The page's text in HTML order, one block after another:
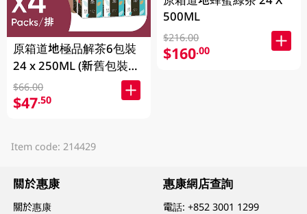
原箱道地極品解茶6包裝
24 x 250ML (新舊包裝隨
機發貨)
$66.00
$47.50
500ML
$216.00
$160.00
Item code: 214429
關於惠康
關於惠康
惠康網店查詢
電話:+852 3001 1299